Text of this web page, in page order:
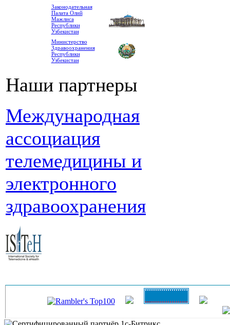
Законодательная
Палата Олий
Мажлиса
Республики
Узбекистан
Министерство
Здравоохранения
Республики
Узбекистан
Наши партнеры
Международная
ассоциация
телемедицины и
электронного
здравоохранения